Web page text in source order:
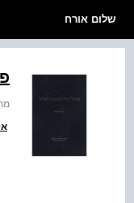
שלום אורח